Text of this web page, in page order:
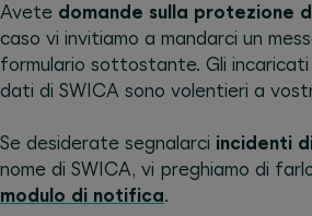
Avete domande sulla protezione
caso vi invitiamo a mandarci un
formulario sottostante. Gli
dati di SWICA sono volentieri a
Se desiderate segnalarci incidenti
nome di SWICA, vi preghiamo di
modulo di notifica.